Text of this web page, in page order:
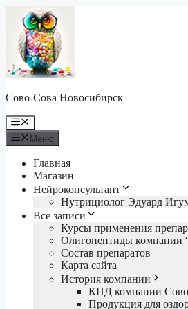
Перейти
содержимому
Сово-Сова Новосибирск
Меню
Меню
Главная
Магазин
Нейроконсультант
Нутрициолог Эдуард
Все записи
Курсы применения
Олигопептиды
Состав препаратов
Карта сайта
История компании
КПД компании
Продукция для